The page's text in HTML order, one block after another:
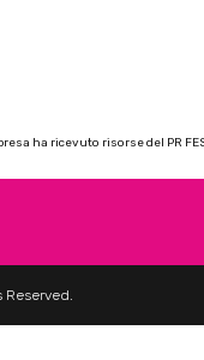
ha ricevuto risorse del PR